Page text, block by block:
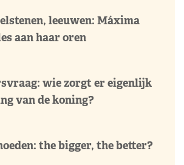
leeuwen: Máxima
aan haar oren
wie zorgt er eigenlijk
van de koning?
the bigger, the better?